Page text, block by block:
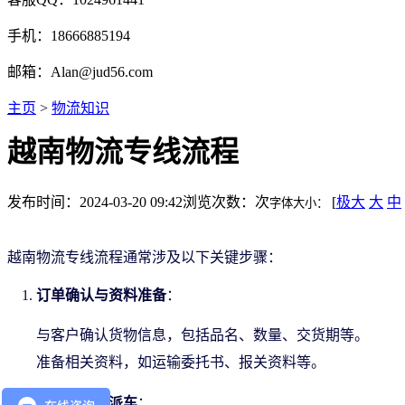
手机：18666885194
邮箱：Alan@jud56.com
主页 > 物流知识
越南物流专线流程
发布时间：2024-03-20 09:42浏览次数： 次字体大小： [极大 大 中
越南物流专线流程通常涉及以下关键步骤：
订单确认与资料准备：
与客户确认货物信息，包括品名、数量、交货期等。
准备相关资料，如运输委托书、报关资料等。